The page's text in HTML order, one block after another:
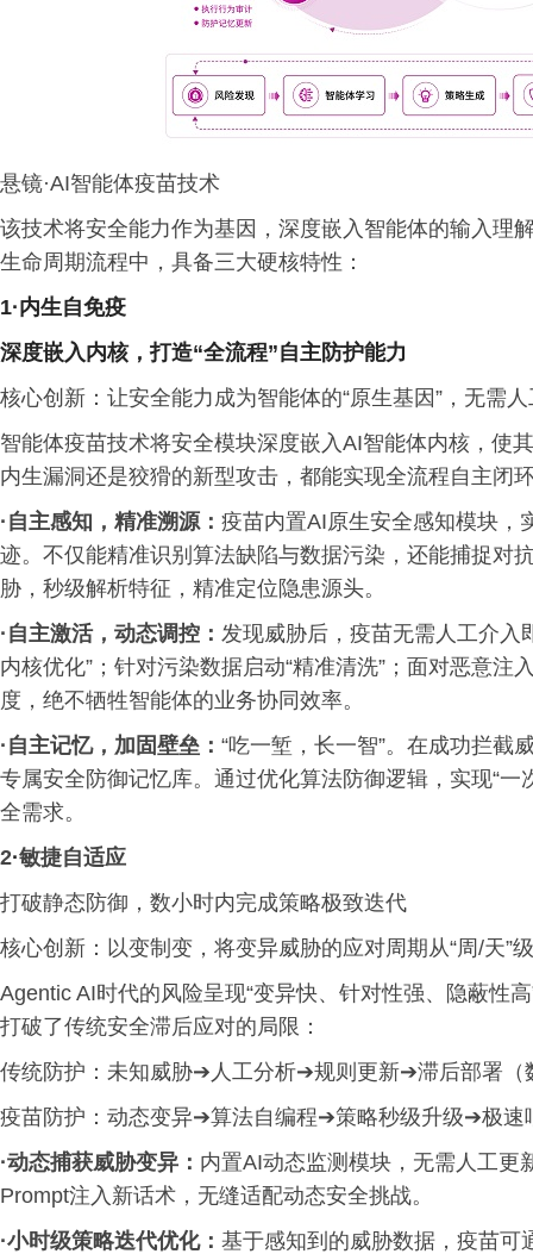
悬镜·AI智能体疫苗技术
该技术将安全能力作为基因，深度嵌入智能体的输入理
生命周期流程中，具备三大硬核特性：
1·内生自免疫
深度嵌入内核，打造“全流程”自主防护能力
核心创新：让安全能力成为智能体的“原生基因”，无需
智能体疫苗技术将安全模块深度嵌入AI智能体内核，使
内生漏洞还是狡猾的新型攻击，都能实现全流程自主闭
·自主感知，精准溯源： 疫苗内置AI原生安全感知模块，
迹。不仅能精准识别算法缺陷与数据污染，还能捕捉对
胁，秒级解析特征，精准定位隐患源头。
· 自主激活，动态调控： 发现威胁后，疫苗无需人工介入
内核优化”；针对污染数据启动“精准清洗”；面对恶意注
度，绝不牺牲智能体的业务协同效率。
· 自主记忆，加固壁垒： “吃一堑，长一智”。在成功拦截
专属安全防御记忆库。通过优化算法防御逻辑，实现“
全需求。
2·敏捷自适应
打破静态防御，数小时内完成策略极致迭代
核心创新：以变制变，将变异威胁的应对周期从“周/天”
Agentic AI时代的风险呈现“变异快、针对性强、隐蔽性
打破了传统安全滞后应对的局限：
传统防护：未知威胁➔人工分析➔规则更新➔滞后部署（
疫苗防护：动态变异➔算法自编程➔策略秒级升级➔极速
·动态捕获威胁变异： 内置AI动态监测模块，无需人工更
Prompt注入新话术，无缝适配动态安全挑战。
·小时级策略迭代优化： 基于感知到的威胁数据，疫苗可